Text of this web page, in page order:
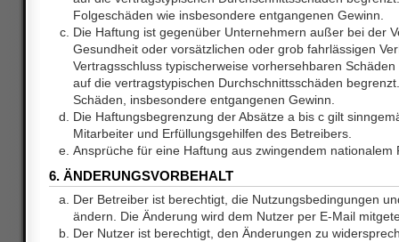
Folgeschäden wie insbesondere entgangenen Gewinn.
Die Haftung ist gegenüber Unternehmern außer bei der
Gesundheit oder vorsätzlichen oder grob fahrlässigen
Vertragsschluss typischerweise vorhersehbaren
auf die vertragstypischen Durchschnittsschäden
Schäden, insbesondere entgangenen Gewinn.
Die Haftungsbegrenzung der Absätze a bis c gilt
Mitarbeiter und Erfüllungsgehilfen des Betreibers.
Ansprüche für eine Haftung aus zwingendem nationalem
6. ÄNDERUNGSVORBEHALT
Der Betreiber ist berechtigt, die Nutzungsbedingungen
ändern. Die Änderung wird dem Nutzer per E-Mail
Der Nutzer ist berechtigt, den Änderungen zu